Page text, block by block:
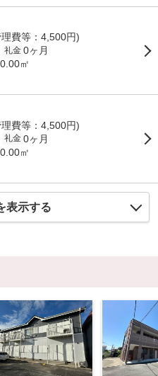
費等：4,500円)
礼金 0ヶ月
㎡
費等：4,500円)
礼金 0ヶ月
㎡
表示する